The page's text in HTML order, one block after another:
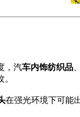
， 汽车内饰纺织品
在强光环境下可能